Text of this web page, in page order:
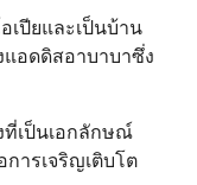
ปียและเป็นบ้าน
แอดดิสอาบาบาซึ่ง
เป็นเอกลักษณ์
ารเจริญเติบโต